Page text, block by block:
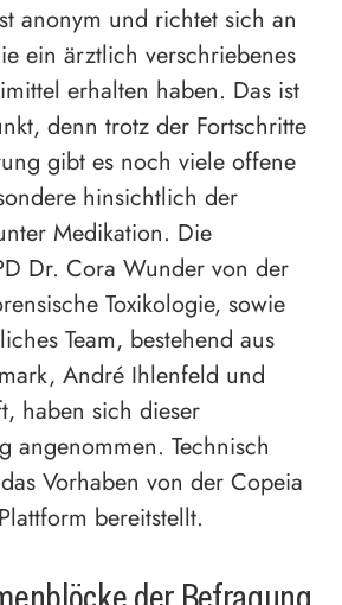
anonym und richtet sich an
ein ärztlich verschriebenes
erhalten haben. Das ist
denn trotz der Fortschritte
gibt es noch viele offene
hinsichtlich der
Medikation. Die
Dr. Cora Wunder von der
Toxikologie, sowie
Team, bestehend aus
André Ihlenfeld und
haben sich dieser
angenommen. Technisch
Vorhaben von der Copeia
bereitstellt.